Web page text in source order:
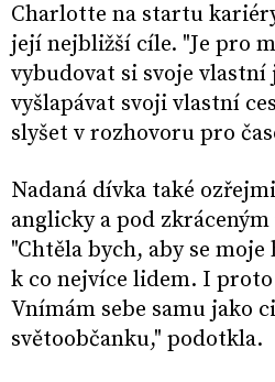
Charlotte na startu
její nejbližší cíle. "Je pro
vybudovat si svoje vlastní
vyšlapávat svoji vlastní
slyšet v rozhovoru pro
Nadaná dívka také
anglicky a pod
"Chtěla bych, aby se
k co nejvíce lidem. I
Vnímám sebe samu jako
světoobčanku," podotkla.